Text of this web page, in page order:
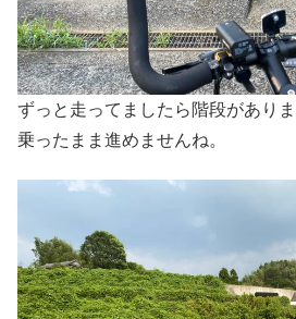
ずっと走ってましたら階段があり
乗ったまま進めませんね。